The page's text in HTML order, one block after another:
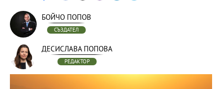
БОЙЧО ПОПОВ
СЪЗДАТЕЛ
ДЕСИСЛАВА ПОПОВА
РЕДАКТОР